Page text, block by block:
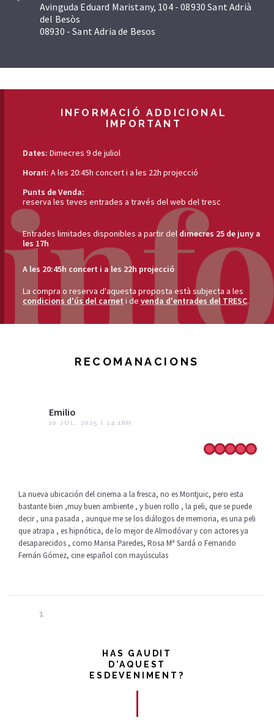
Avinguda Eduard Maristany, 104 - 08930 Sant Adrià
del Besòs
08930 - Sant Adria de Besos
INFORMACIÓ ADDICIONAL
IMPORTANT
Dates: Dimecres 9 de juliol
Horari: A les 20:45h concert i a les 22h projecció
Punts de Venda:
reserva les teves entrades a través del web del tresc
Entrades limitades disponibles a partir del dimecres 25 de juny a
les 17h
A les 20:45h concert i a les 22h projecció
La compra o reserva d'aquesta proposta està subjecta a les
condicions d'ús del carnet i de venda d'entrades del TRESC.
RECOMANACIONS
Emilio
10 JUL. 2025 | 14:18H
La nueva ubicación del cinema a la fresca, no es Montjuic, pero esta
bastante bien ,muy buen ambiente , y buen rollo , la peli, que se puede
decir , una pasada , aunque me se los diálogos de memoria, es una peli
que atrapa , es hipnótica, de lo mejor de Almodóvar y con actores ya
desaparecidos , como Marisa Paredes, Rosa Mª Sardá o Fernando
Fernán Gómez, cine español con mayúsculas
1
HAS GAUDIT
D'AQUEST
ESDEVENIMENT?